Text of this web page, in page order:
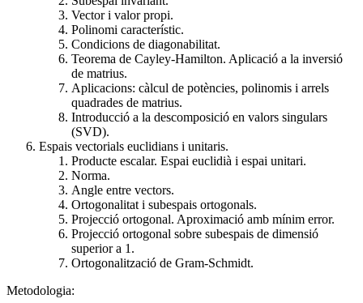
Vector i valor propi.
Polinomi característic.
Condicions de diagonabilitat.
Teorema de Cayley-Hamilton. Aplicació a la inversió
de matrius.
Aplicacions: càlcul de potències, polinomis i arrels
quadrades de matrius.
Introducció a la descomposició en valors singulars
(SVD).
Espais vectorials euclidians i unitaris.
Producte escalar. Espai euclidià i espai unitari.
Norma.
Angle entre vectors.
Ortogonalitat i subespais ortogonals.
Projecció ortogonal. Aproximació amb mínim error.
Projecció ortogonal sobre subespais de dimensió
superior a 1.
Ortogonalització de Gram-Schmidt.
Metodologia: